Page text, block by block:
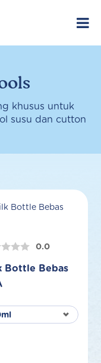
khusus untuk
susu dan cutton
0.0
Bottle Bebas